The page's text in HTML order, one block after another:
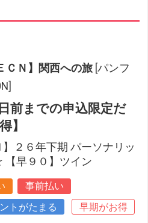
ＣＮ】関西への旅 [パンフ
日前までの申込限定だ
】
】２６年下期 パーソナリッ
早９０】ツイン
事前払い
トがたまる
早期がお得